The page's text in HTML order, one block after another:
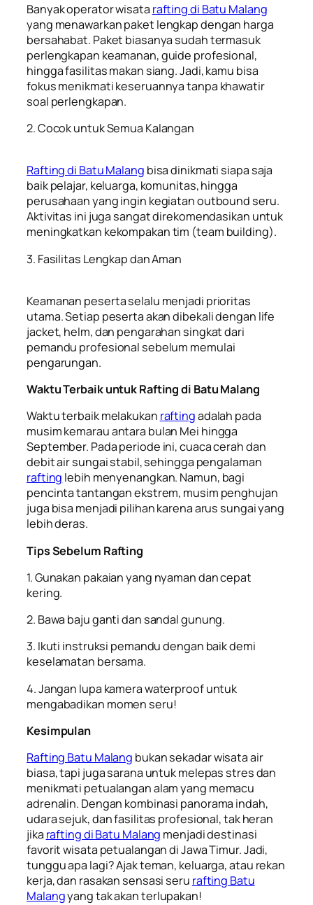
Banyak operator wisata rafting di Batu Malang
yang menawarkan paket lengkap dengan harga
bersahabat. Paket biasanya sudah termasuk
perlengkapan keamanan, guide profesional,
hingga fasilitas makan siang. Jadi, kamu bisa
fokus menikmati keseruannya tanpa khawatir
soal perlengkapan.
2. Cocok untuk Semua Kalangan
Rafting di Batu Malang bisa dinikmati siapa saja
baik pelajar, keluarga, komunitas, hingga
perusahaan yang ingin kegiatan outbound seru.
Aktivitas ini juga sangat direkomendasikan untuk
meningkatkan kekompakan tim (team building).
3. Fasilitas Lengkap dan Aman
Keamanan peserta selalu menjadi prioritas
utama. Setiap peserta akan dibekali dengan life
jacket, helm, dan pengarahan singkat dari
pemandu profesional sebelum memulai
pengarungan.
Waktu Terbaik untuk Rafting di Batu Malang
Waktu terbaik melakukan raftingadalah pada
musim kemarau antara bulan Mei hingga
September. Pada periode ini, cuaca cerah dan
debit air sungai stabil, sehingga pengalaman
rafting lebih menyenangkan. Namun, bagi
pencinta tantangan ekstrem, musim penghujan
juga bisa menjadi pilihan karena arus sungai yang
lebih deras.
Tips Sebelum Rafting
1. Gunakan pakaian yang nyaman dan cepat
kering.
2. Bawa baju ganti dan sandal gunung.
3. Ikuti instruksi pemandu dengan baik demi
keselamatan bersama.
4. Jangan lupa kamera waterproof untuk
mengabadikan momen seru!
Kesimpulan
Rafting Batu Malang bukan sekadar wisata air
biasa, tapi juga sarana untuk melepas stres dan
menikmati petualangan alam yang memacu
adrenalin. Dengan kombinasi panorama indah,
udara sejuk, dan fasilitas profesional, tak heran
jika rafting di Batu Malang menjadi destinasi
favorit wisata petualangan di Jawa Timur. Jadi,
tunggu apa lagi? Ajak teman, keluarga, atau rekan
kerja, dan rasakan sensasi seru rafting Batu
Malangyang tak akan terlupakan!